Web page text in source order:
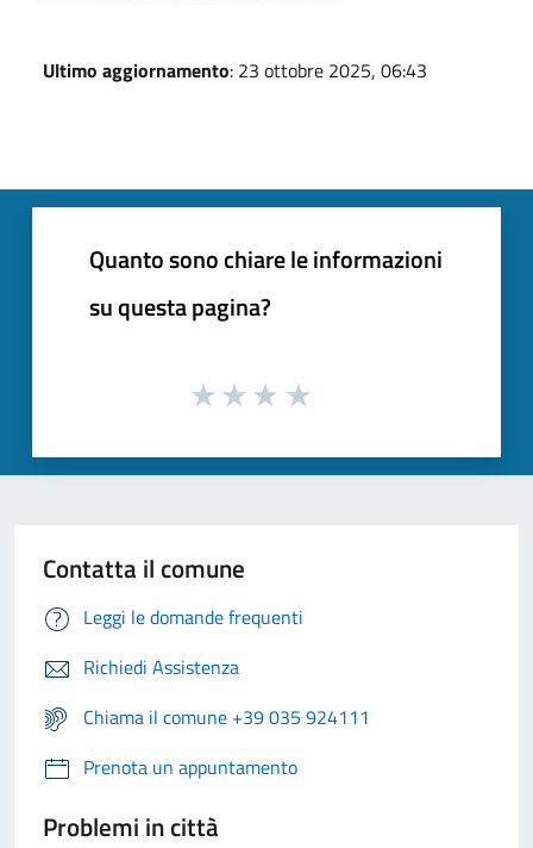
Ultimo aggiornamento: 23 ottobre 2025, 06:43
Quanto sono chiare le informazioni
su questa pagina?
Contatta il comune
Leggi le domande frequenti
Richiedi Assistenza
Chiama il comune +39 035 924111
Prenota un appuntamento
Problemi in città